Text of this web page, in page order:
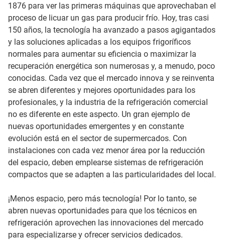
1876 para ver las primeras máquinas que aprovechaban el
proceso de licuar un gas para producir frío. Hoy, tras casi
150 años, la tecnología ha avanzado a pasos agigantados
y las soluciones aplicadas a los equipos frigoríficos
normales para aumentar su eficiencia o maximizar la
recuperación energética son numerosas y, a menudo, poco
conocidas. Cada vez que el mercado innova y se reinventa
se abren diferentes y mejores oportunidades para los
profesionales, y la industria de la refrigeración comercial
no es diferente en este aspecto. Un gran ejemplo de
nuevas oportunidades emergentes y en constante
evolución está en el sector de supermercados. Con
instalaciones con cada vez menor área por la reducción
del espacio, deben emplearse sistemas de refrigeración
compactos que se adapten a las particularidades del local.
¡Menos espacio, pero más tecnología! Por lo tanto, se
abren nuevas oportunidades para que los técnicos en
refrigeración aprovechen las innovaciones del mercado
para especializarse y ofrecer servicios dedicados.